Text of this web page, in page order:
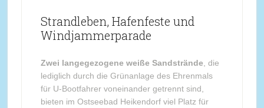
Strandleben, Hafenfeste und
Windjammerparade
Zwei langegezogene weiße Sandstrände , die
lediglich durch die Grünanlage des Ehrenmals
für U-Bootfahrer voneinander getrennt sind,
bieten im Ostseebad Heikendorf viel Platz für